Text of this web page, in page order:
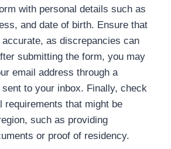
with personal details such as
and date of birth. Ensure that
as discrepancies can
submitting the form, you may
email address through a
to your inbox. Finally, check
requirements that might be
such as providing
or proof of residency.